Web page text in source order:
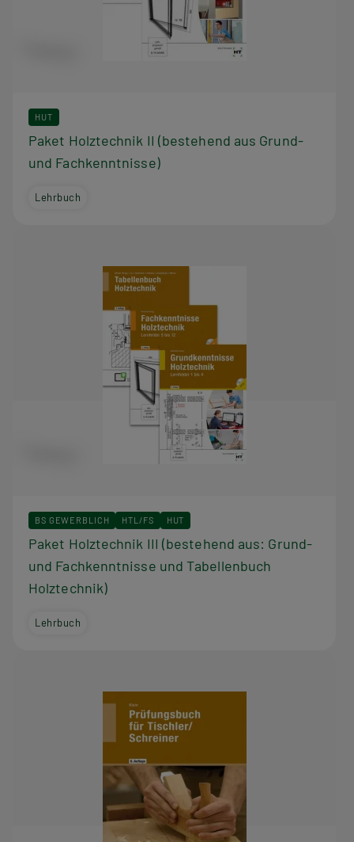
HUT
Paket Holztechnik II (bestehend aus Grund-
und Fachkenntnisse)
Lehrbuch
BS GEWERBLICH HTL/FS HUT
Paket Holztechnik III (bestehend aus: Grund-
und Fachkenntnisse und Tabellenbuch
Holztechnik)
Lehrbuch